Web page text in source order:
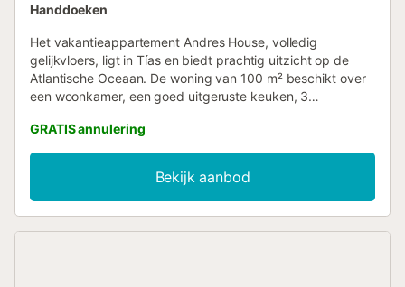
Handdoeken
Het vakantieappartement Andres House, volledig
gelijkvloers, ligt in Tías en biedt prachtig uitzicht op de
Atlantische Oceaan. De woning van 100 m² beschikt over
een woonkamer, een goed uitgeruste keuken, 3
personen. Tot de extra voorzieningen behoren snel wifi
(geschikt voor videogesprekken), televisie, wasmachine,
strand- of zwembadhanddoeken, evenals boeken en
speelgoed voor kinderen. Er is ook een kinderbedje en
kinderstoel beschikbaar. Deze accommodatie heeft geen
GRATIS annulering
Bekijk aanbod